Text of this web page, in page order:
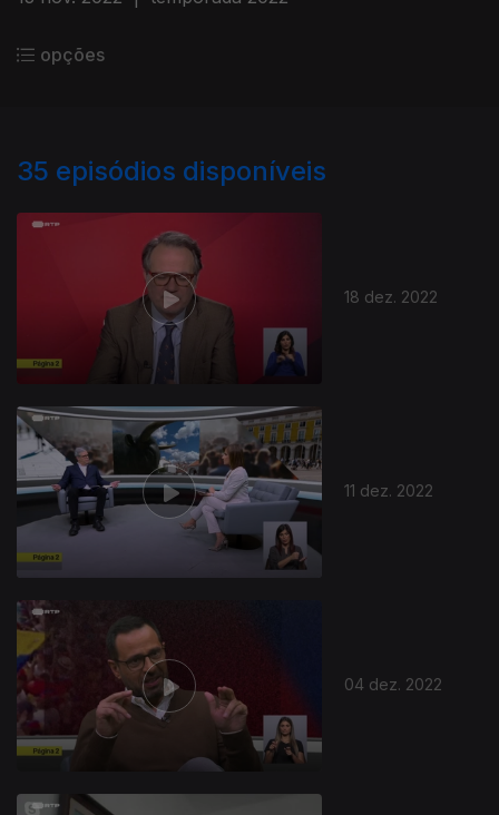
opções
35 episódios disponíveis
18 dez. 2022
11 dez. 2022
04 dez. 2022